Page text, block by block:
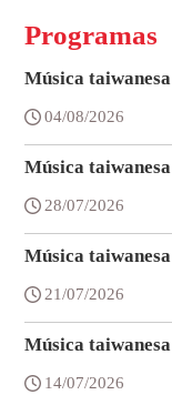
Programas
Música taiwanesa
04/08/2026
Música taiwanesa
28/07/2026
Música taiwanesa
21/07/2026
Música taiwanesa
14/07/2026